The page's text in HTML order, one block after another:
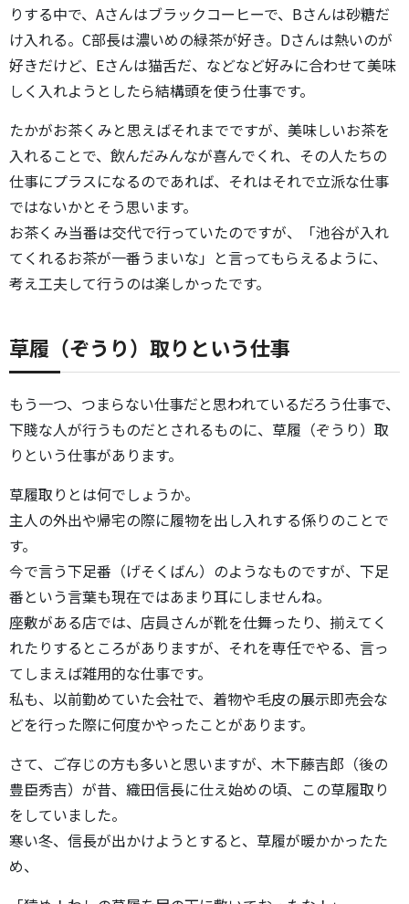
りする中で、Aさんはブラックコーヒーで、Bさんは砂糖だ
け入れる。C部長は濃いめの緑茶が好き。Dさんは熱いのが
好きだけど、Eさんは猫舌だ、などなど好みに合わせて美味
しく入れようとしたら結構頭を使う仕事です。
たかがお茶くみと思えばそれまでですが、美味しいお茶を
入れることで、飲んだみんなが喜んでくれ、その人たちの
仕事にプラスになるのであれば、それはそれで立派な仕事
ではないかとそう思います。
お茶くみ当番は交代で行っていたのですが、「池谷が入れ
てくれるお茶が一番うまいな」と言ってもらえるように、
考え工夫して行うのは楽しかったです。
草履（ぞうり）取りという仕事
もう一つ、つまらない仕事だと思われているだろう仕事で、
下賤な人が行うものだとされるものに、草履（ぞうり）取
りという仕事があります。
草履取りとは何でしょうか。
主人の外出や帰宅の際に履物を出し入れする係りのことで
す。
今で言う下足番（げそくばん）のようなものですが、下足
番という言葉も現在ではあまり耳にしませんね。
座敷がある店では、店員さんが靴を仕舞ったり、揃えてく
れたりするところがありますが、それを専任でやる、言っ
てしまえば雑用的な仕事です。
私も、以前勤めていた会社で、着物や毛皮の展示即売会な
どを行った際に何度かやったことがあります。
さて、ご存じの方も多いと思いますが、木下藤吉郎（後の
豊臣秀吉）が昔、織田信長に仕え始めの頃、この草履取り
をしていました。
寒い冬、信長が出かけようとすると、草履が暖かかったた
め、